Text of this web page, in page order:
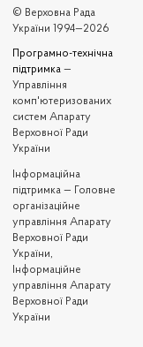
© Верховна Рада
України 1994—2026
Програмно-технічна
підтримка —
Управління
комп'ютеризованих
систем Апарату
Верховної Ради
України
Iнформаційна
підтримка — Головне
організаційне
управління Апарату
Верховної Ради
України,
Інформаційне
управління Апарату
Верховної Ради
України